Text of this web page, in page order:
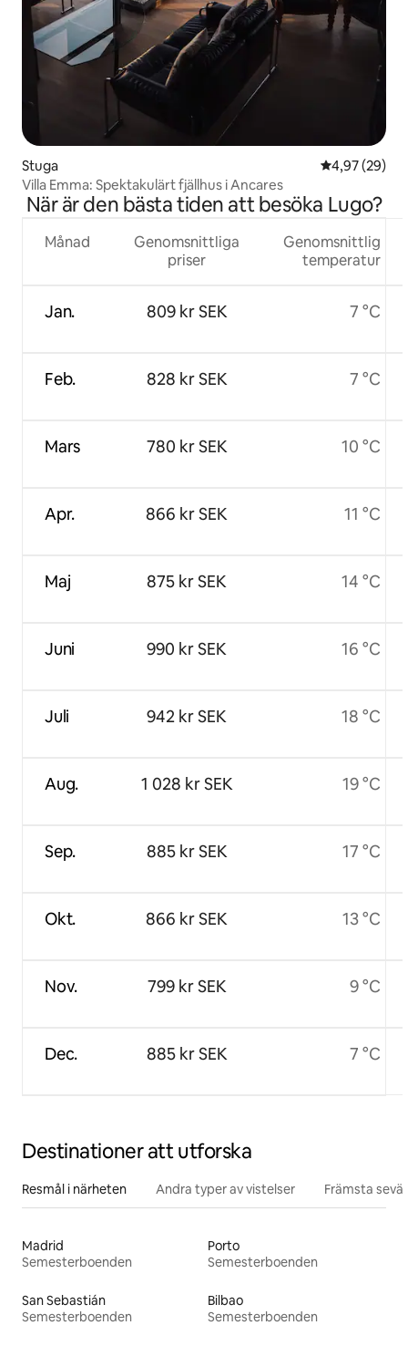
Stuga 4,97 av 5 i
4,97 (29)
Villa Emma: Spektakulärt fjällhus i Ancares
När är den bästa tiden att besöka Lugo?
Månad
Jan.
Feb.
Mars
Apr.
Maj
Juni
Juli
Aug.
Sep.
Okt.
Nov.
Dec.
Genomsnittliga
priser
809 kr SEK
828 kr SEK
780 kr SEK
866 kr SEK
875 kr SEK
990 kr SEK
942 kr SEK
1 028 kr SEK
885 kr SEK
866 kr SEK
799 kr SEK
885 kr SEK
Genomsnittlig
temperatur
7 °C
7 °C
10 °C
11 °C
14 °C
16 °C
18 °C
19 °C
17 °C
13 °C
9 °C
7 °C
Destinationer att utforska
Resmål i närheten Andra typer av vistelser Främsta
Madrid
Semesterboenden
Porto
Semesterboenden
San Sebastián
Semesterboenden
Bilbao
Semesterboenden